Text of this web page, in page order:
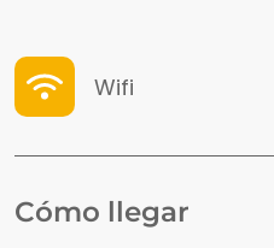
Wifi
Cómo llegar